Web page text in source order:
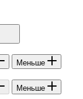
Меньше
Меньше